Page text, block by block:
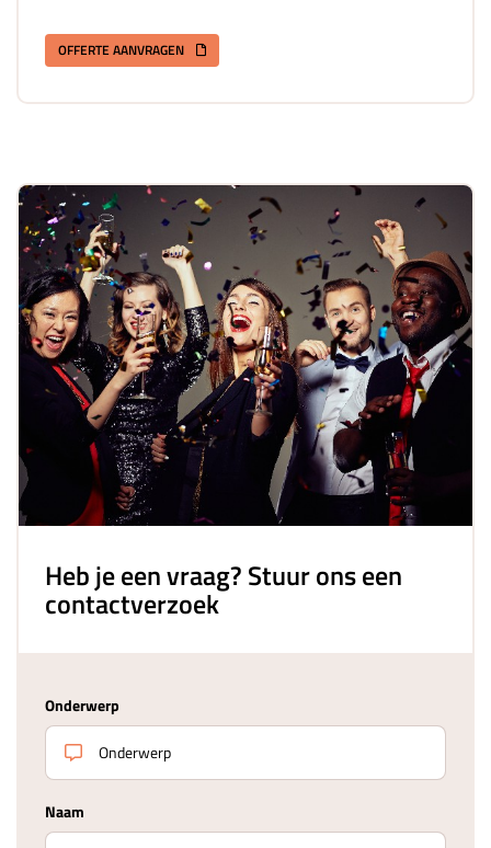
OFFERTE AANVRAGEN
Heb je een vraag? Stuur ons een
contactverzoek
Onderwerp
Naam